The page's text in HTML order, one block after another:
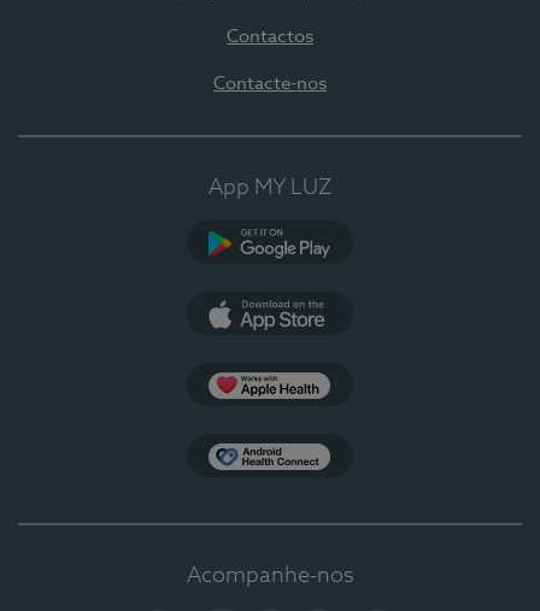
Contactos
Contacte-nos
App MY LUZ
Acompanhe-nos